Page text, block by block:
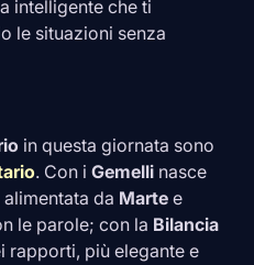
intelligente che ti
le situazioni senza
in questa giornata sono
. Con i Gemelli nasce
alimentata da Marte e
le parole; con la Bilancia
rapporti, più elegante e